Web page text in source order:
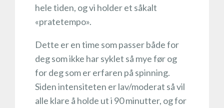
hele tiden, og vi holder et såkalt
«pratetempo».
Dette er en time som passer både for
deg som ikke har syklet så mye før og
for deg som er erfaren på spinning.
Siden intensiteten er lav/moderat så vil
alle klare å holde ut i 90 minutter, og for